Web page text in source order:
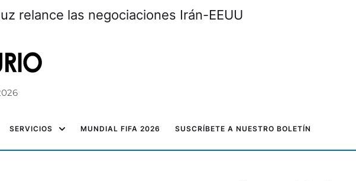
relance las negociaciones Irán-EEUU
SERVICIOS MUNDIAL FIFA 2026 SUSCRÍBETE A NUESTRO BOLETÍN